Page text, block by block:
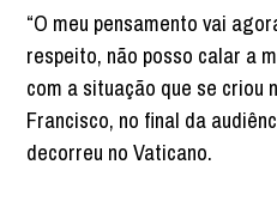
“O meu pensamento vai
respeito, não posso calar a
com a situação que se criou
Francisco, no final da
decorreu no Vaticano.